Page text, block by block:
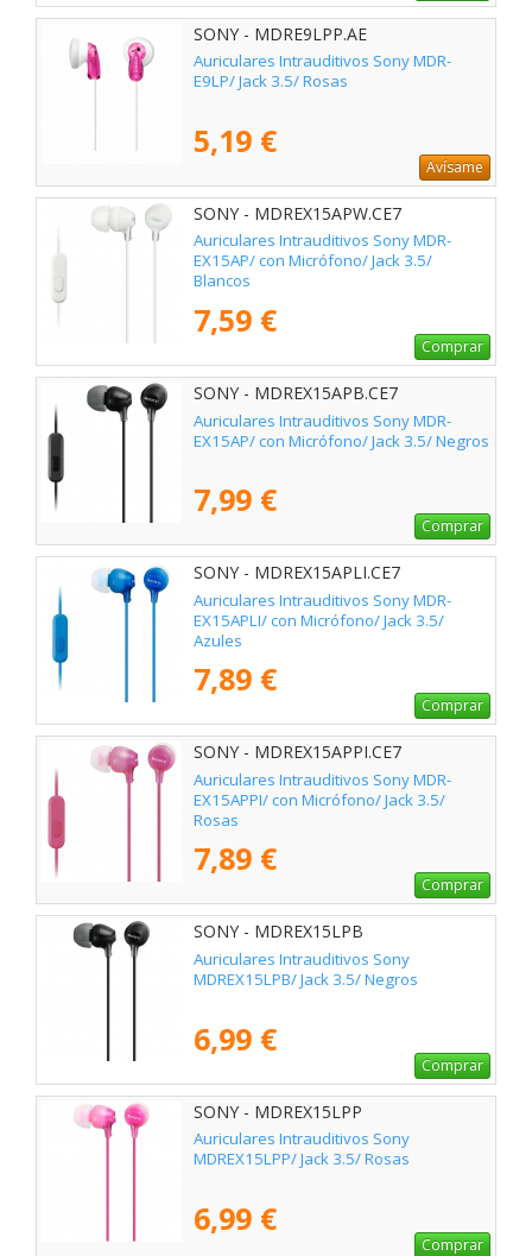
SONY - MDRE9LPP.AE
Auriculares Intrauditivos Sony MDR-
E9LP/ Jack 3.5/ Rosas
5,19 €
Avísame
SONY - MDREX15APW.CE7
Auriculares Intrauditivos Sony MDR-
EX15AP/ con Micrófono/ Jack 3.5/
Blancos
7,59 €
Comprar
SONY - MDREX15APB.CE7
Auriculares Intrauditivos Sony MDR-
EX15AP/ con Micrófono/ Jack 3.5/ Negros
7,99 €
Comprar
SONY - MDREX15APLI.CE7
Auriculares Intrauditivos Sony MDR-
EX15APLI/ con Micrófono/ Jack 3.5/
Azules
7,89 €
Comprar
SONY - MDREX15APPI.CE7
Auriculares Intrauditivos Sony MDR-
EX15APPI/ con Micrófono/ Jack 3.5/
Rosas
7,89 €
Comprar
SONY - MDREX15LPB
Auriculares Intrauditivos Sony
MDREX15LPB/ Jack 3.5/ Negros
6,99 €
Comprar
SONY - MDREX15LPP
Auriculares Intrauditivos Sony
MDREX15LPP/ Jack 3.5/ Rosas
6,99 €
Comprar